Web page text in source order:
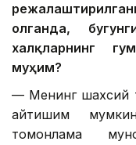
олганда,
халқларнинг
муҳим?
— Менинг шахсий
айтишим
томонлама